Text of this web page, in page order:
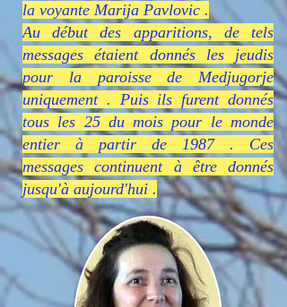
la voyante Marija Pavlovic .
Au début des apparitions, de tels
messages étaient donnés les jeudis
pour la paroisse de Medjugorje
uniquement . Puis ils furent donnés
tous les 25 du mois pour le monde
entier à partir de 1987 . Ces
messages continuent à être donnés
jusqu'à aujourd'hui .